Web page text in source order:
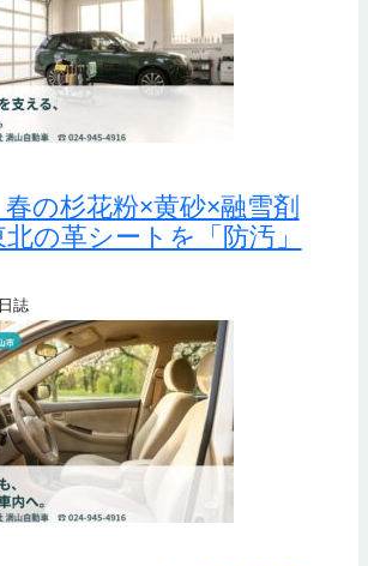
春の杉花粉×黄砂×融雪剤
の革シートを「防汚」
誌